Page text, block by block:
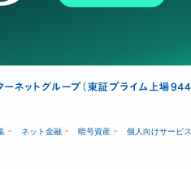
ネット金融 暗号資産 個人向けサービス